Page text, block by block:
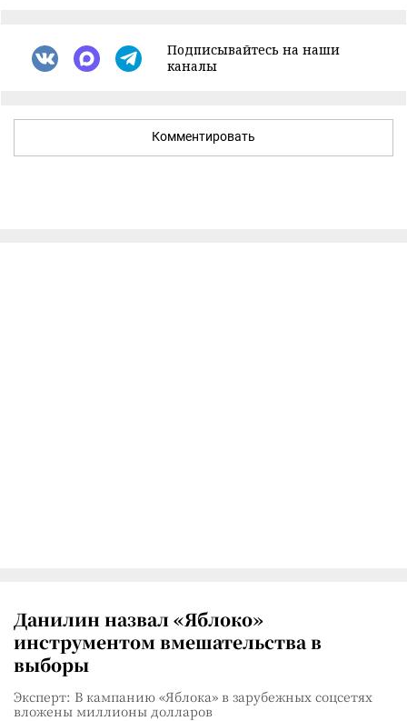
Подписывайтесь на наши
каналы
Комментировать
Данилин назвал «Яблоко»
инструментом вмешательства в
выборы
Эксперт: В кампанию «Яблока» в зарубежных соцсетях
вложены миллионы долларов